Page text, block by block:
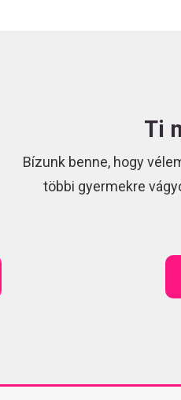
Ti
Bízunk benne, hogy
többi gyermekre